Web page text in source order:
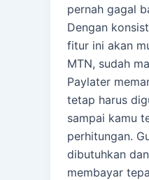
pernah gagal
Dengan
fitur ini akan
MTN, sudah
Paylater
tetap harus
sampai kamu
perhitungan.
dibutuhkan
membayar